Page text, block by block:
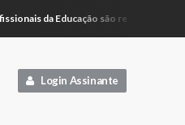
da Educação são recepcionados
Login Assinante